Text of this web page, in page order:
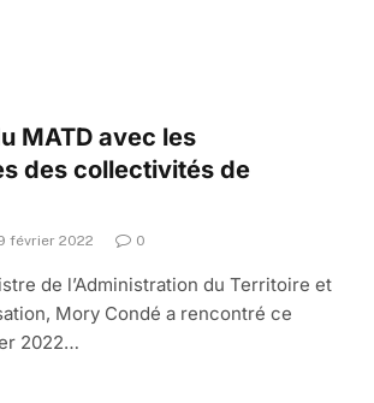
MATD avec les
des collectivités de
février 2022 0
de l’Administration du Territoire et
Mory Condé a rencontré ce
2022…